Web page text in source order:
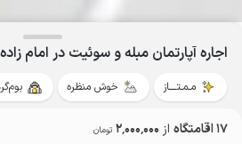
اجاره آپارتمان مبله و سوئیت در امام
مـمـتــــاز خوش منظره
17 اقامتگاه از 2٬000٬000 تومان